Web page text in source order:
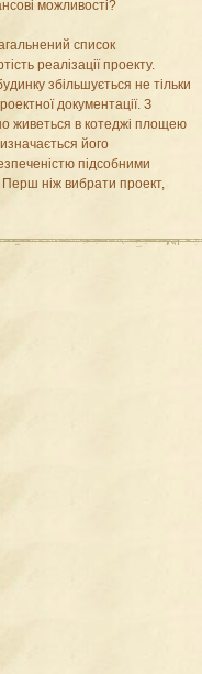
можливості?
список
реалізації проекту.
збільшується не тільки
документації. З
живеться в котеджі площею
його
підсобними
ніж вибрати проект,